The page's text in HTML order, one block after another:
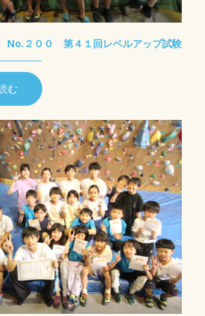
２００ 第４１回レベルアップ試験
む